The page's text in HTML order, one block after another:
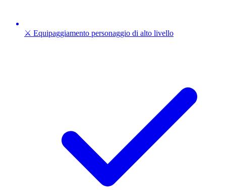
⚔️ Equipaggiamento personaggio di alto livello